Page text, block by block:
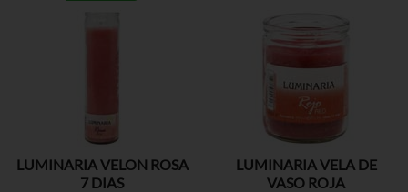
LUMINARIA VELON ROSA
7 DIAS
LUMINARIA VELA DE
VASO ROJA